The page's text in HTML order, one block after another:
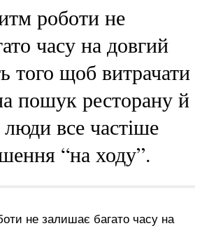
роботи не
часу на довгий
того щоб витрачати
пошук ресторану й
все частіше
“на ходу”.
не залишає багато часу на